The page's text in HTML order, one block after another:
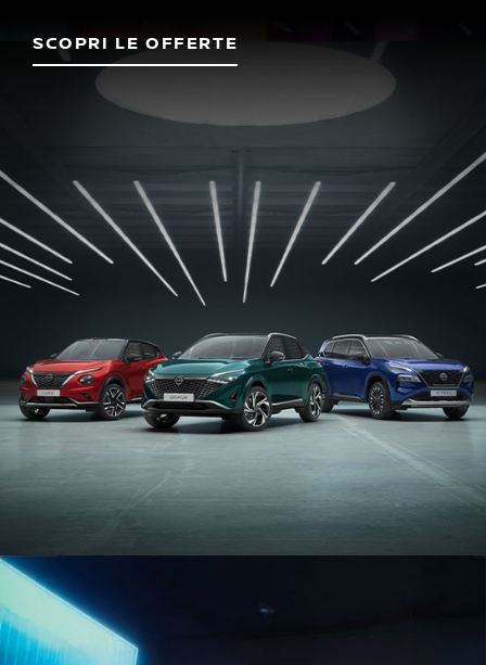
SCOPRI LE OFFERTE